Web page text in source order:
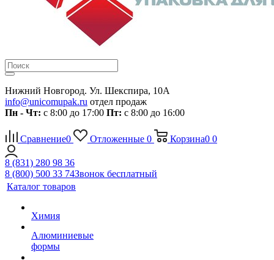
Нижний Новгород. Ул. Шекспира, 10А
info@unicomupak.ru отдел продаж
Пн - Чт: с 8:00 до 17:00 Пт: с 8:00 до 16:00
Сравнение0 Отложенные 0 Корзина0 0
8 (831) 280 98 36
8 (800) 500 33 74Звонок бесплатный
Каталог товаров
Химия
Алюминиевые
формы